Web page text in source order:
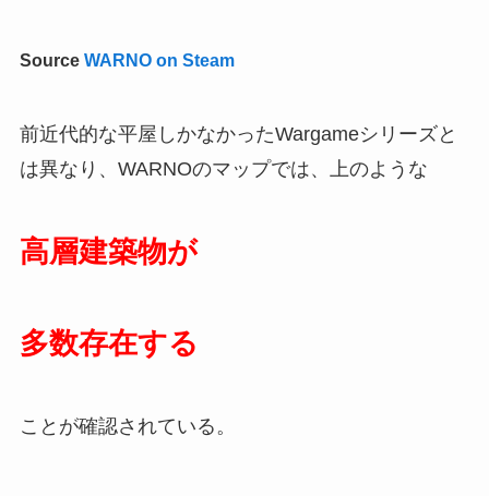
Source WARNO on Steam
前近代的な平屋しかなかったWargameシリーズと
は異なり、WARNOのマップでは、上のような
高層建築物が
多数存在する
ことが確認されている。